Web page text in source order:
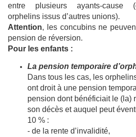
entre plusieurs ayants-cause
orphelins issus d’autres unions).
Attention, les concubins ne
pension de réversion.
Pour les enfants :
La pension temporaire
Dans tous les cas, les
ont droit à une pension
pension dont bénéficiait le (la)
son décès et auquel peut
10 % :
- de la rente d’invalidité,